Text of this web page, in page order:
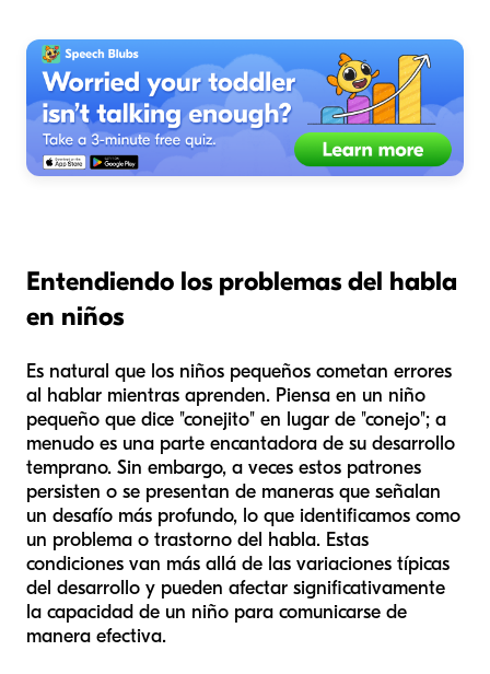
Entendiendo los problemas del habla
en niños
Es natural que los niños pequeños cometan errores
al hablar mientras aprenden. Piensa en un niño
pequeño que dice "conejito" en lugar de "conejo"; a
menudo es una parte encantadora de su desarrollo
temprano. Sin embargo, a veces estos patrones
persisten o se presentan de maneras que señalan
un desafío más profundo, lo que identificamos como
un problema o trastorno del habla. Estas
condiciones van más allá de las variaciones típicas
del desarrollo y pueden afectar significativamente
la capacidad de un niño para comunicarse de
manera efectiva.